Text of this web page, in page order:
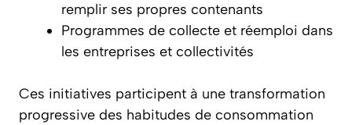
remplir ses propres contenants
Programmes de collecte et réemploi dans
les entreprises et collectivités
Ces initiatives participent à une transformation
progressive des habitudes de consommation